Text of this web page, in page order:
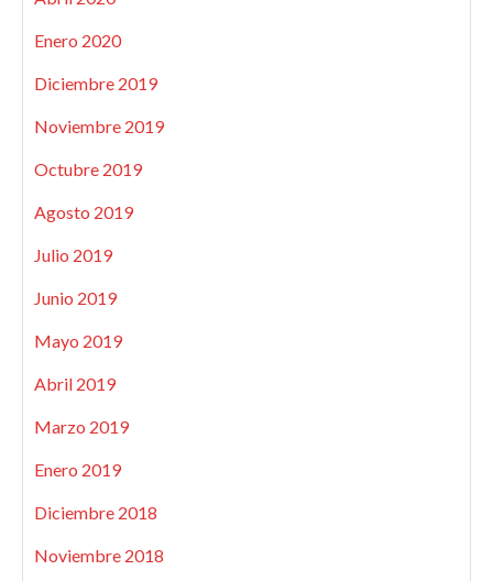
Enero 2020
Diciembre 2019
Noviembre 2019
Octubre 2019
Agosto 2019
Julio 2019
Junio 2019
Mayo 2019
Abril 2019
Marzo 2019
Enero 2019
Diciembre 2018
Noviembre 2018